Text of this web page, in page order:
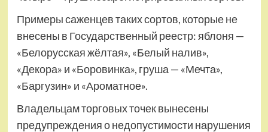
Примеры саженцев таких сортов, которые не
внесены в Государственный реестр: яблоня —
«Белорусская жёлтая», «Белый налив»,
«Декора» и «Боровинка», груша — «Мечта»,
«Баргузин» и «Ароматное».
Владельцам торговых точек вынесены
предупреждения о недопустимости нарушения